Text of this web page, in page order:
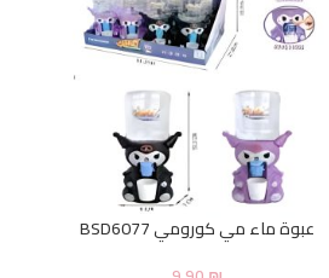
عبوة ماء مي كورومي BSD6077